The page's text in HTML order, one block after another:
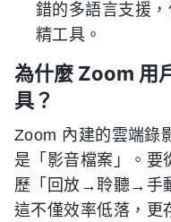
錯的多語言支援
精工具。
為什麼 Zoom 用
具？
Zoom 內建的雲端錄
是「影音檔案」。要
歷「回放→聆聽→手
這不僅效率低落，更